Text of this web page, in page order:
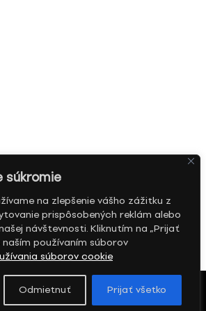
súkromie
na zlepšenie vášho zážitku z
prispôsobených reklám alebo
návštevnosti. Kliknutím na „Prijať
naším používaním súborov
súborov cookie
Odmietnuť Prijať všetko